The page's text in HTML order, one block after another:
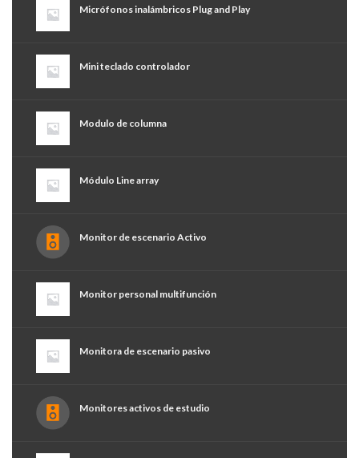
Micrófonos inalámbricos Plug and Play
Mini teclado controlador
Modulo de columna
Módulo Line array
Monitor de escenario Activo
Monitor personal multifunción
Monitora de escenario pasivo
Monitores activos de estudio